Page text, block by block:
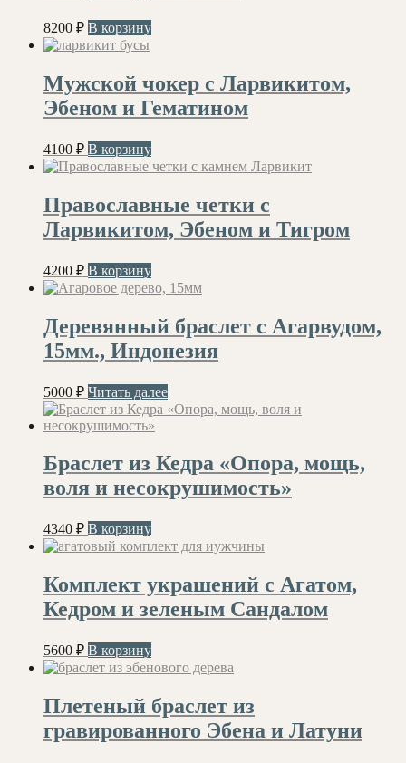
8200 ₽ В корзину
Мужской чокер с Ларвикитом,
Эбеном и Гематином
4100 ₽ В корзину
Православные четки с
Ларвикитом, Эбеном и Тигром
4200 ₽ В корзину
Деревянный браслет с Агарвудом,
15мм., Индонезия
5000 ₽ Читать далее
Браслет из Кедра «Опора, мощь,
воля и несокрушимость»
4340 ₽ В корзину
Комплект украшений с Агатом,
Кедром и зеленым Сандалом
5600 ₽ В корзину
Плетеный браслет из
гравированного Эбена и Латуни